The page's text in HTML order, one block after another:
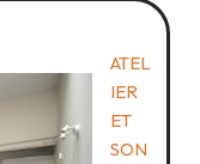
ATEL
IER
ET
SON